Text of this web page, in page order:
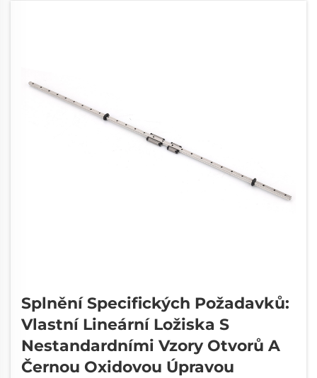
Splnění Specifických Požadavků:
Vlastní Lineární Ložiska S
Nestandardními Vzory Otvorů A
Černou Oxidovou Úpravou